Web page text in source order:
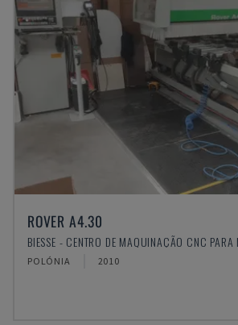
ROVER A4.30
BIESSE - CENTRO DE MAQUINAÇÃO CNC PARA
POLÓNIA 2010